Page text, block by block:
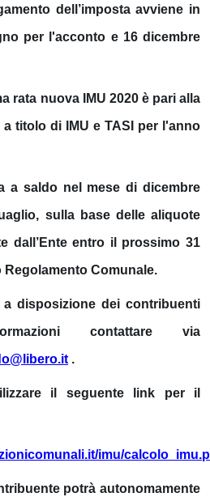
dell’imposta avviene in
per l'acconto e16 dicembre
rata nuova IMU 2020 è pari alla
titolo di IMU e TASI per l'anno
a saldo nel mese di dicembre
sulla base delle aliquote
dall’Ente entro il prossimo 31
Regolamento Comunale.
a disposizione dei contribuenti
contattare via
.
il seguente link per il
imu/
potrà autonomamente